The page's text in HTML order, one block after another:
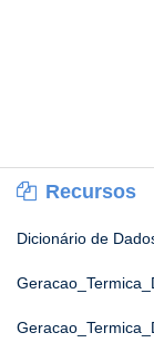
Recursos
Dicionário de